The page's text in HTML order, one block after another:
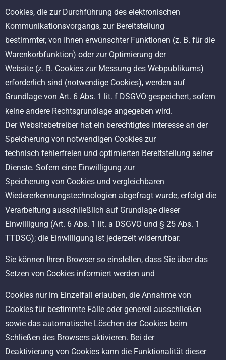
Cookies, die zur Durchführung des elektronischen
Kommunikationsvorgangs, zur Bereitstellung
bestimmter, von Ihnen erwünschter Funktionen (z. B. für die
Warenkorbfunktion) oder zur Optimierung der
Website (z. B. Cookies zur Messung des Webpublikums)
erforderlich sind (notwendige Cookies), werden auf
Grundlage von Art. 6 Abs. 1 lit. f DSGVO gespeichert, sofern
keine andere Rechtsgrundlage angegeben wird.
Der Websitebetreiber hat ein berechtigtes Interesse an der
Speicherung von notwendigen Cookies zur
technisch fehlerfreien und optimierten Bereitstellung seiner
Dienste. Sofern eine Einwilligung zur
Speicherung von Cookies und vergleichbaren
Wiedererkennungstechnologien abgefragt wurde, erfolgt die
Verarbeitung ausschließlich auf Grundlage dieser
Einwilligung (Art. 6 Abs. 1 lit. a DSGVO und § 25 Abs. 1
TTDSG); die Einwilligung ist jederzeit widerrufbar.
Sie können Ihren Browser so einstellen, dass Sie über das
Setzen von Cookies informiert werden und
Cookies nur im Einzelfall erlauben, die Annahme von
Cookies für bestimmte Fälle oder generell ausschließen
sowie das automatische Löschen der Cookies beim
Schließen des Browsers aktivieren. Bei der
Deaktivierung von Cookies kann die Funktionalität dieser